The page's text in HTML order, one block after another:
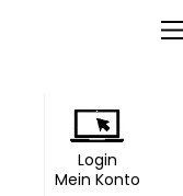
Login
Mein Konto